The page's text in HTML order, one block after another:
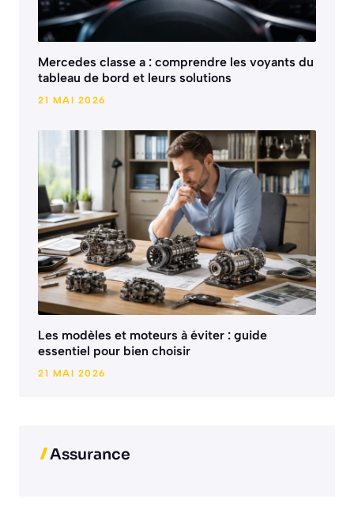
Mercedes classe a : comprendre les voyants du
tableau de bord et leurs solutions
21 MAI 2026
Les modèles et moteurs à éviter : guide
essentiel pour bien choisir
21 MAI 2026
Assurance